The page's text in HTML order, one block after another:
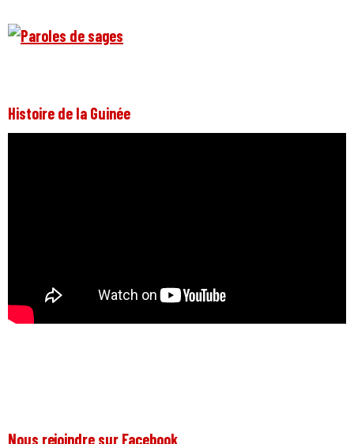
Histoire de la Guinée
Nous rejoindre sur Facebook